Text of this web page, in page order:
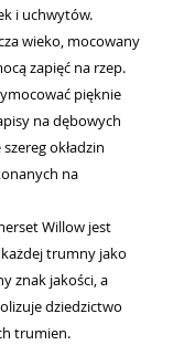
i uchwytów.
wieko, mocowany
zapięć na rzep.
pięknie
na dębowych
okładzin
na
Willow jest
trumny jako
znak jakości, a
dziedzictwo
trumien.